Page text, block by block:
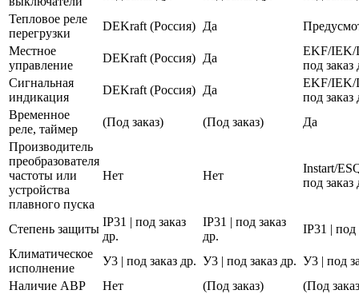
Тепловое реле
перегрузки
DEKraft (Россия) Да
Местное
управление
DEKraft (Россия) Да
EKF/IEK/
под заказ
Сигнальная
индикация
DEKraft (Россия) Да
EKF/IEK/
под заказ
Временное
реле, таймер
(Под заказ) (Под заказ)
Да
Производитель
преобразователя
частоты или
устройства
плавного пуска
Нет Нет
Instart/
под заказ
Степень защиты
IP31 | под заказ
др.
IP31 | под заказ
др.
IP31 | под
Климатическое
исполнение
У3 | под заказ др. У3 | под заказ др. У3 | под
Наличие АВР
Нет (Под заказ)
(Под